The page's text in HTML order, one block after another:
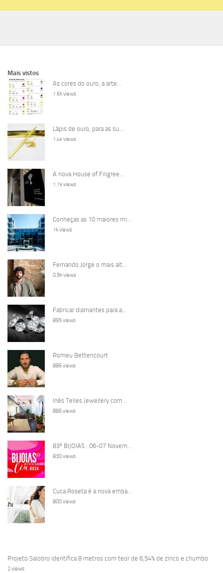
Mais vistos
As cores do ouro, a arte...
1.6k views
Lápis de ouro, para as su...
1.4k views
A nova House of Filigree...
1.1k views
Conheças as 10 maiores mi...
1k views
Fernando Jorge o mais alt...
0.9k views
Fabricar diamantes para a...
895 views
Romeu Bettencourt
886 views
Inês Telles Jewellery com...
886 views
83ª BIJOIAS : 06-07 Novem...
830 views
Cuca Roseta é a nova emba...
800 views
Projeto Salobro identifica 8 metros com teor de 6,54% de zinco e chumbo
2 views